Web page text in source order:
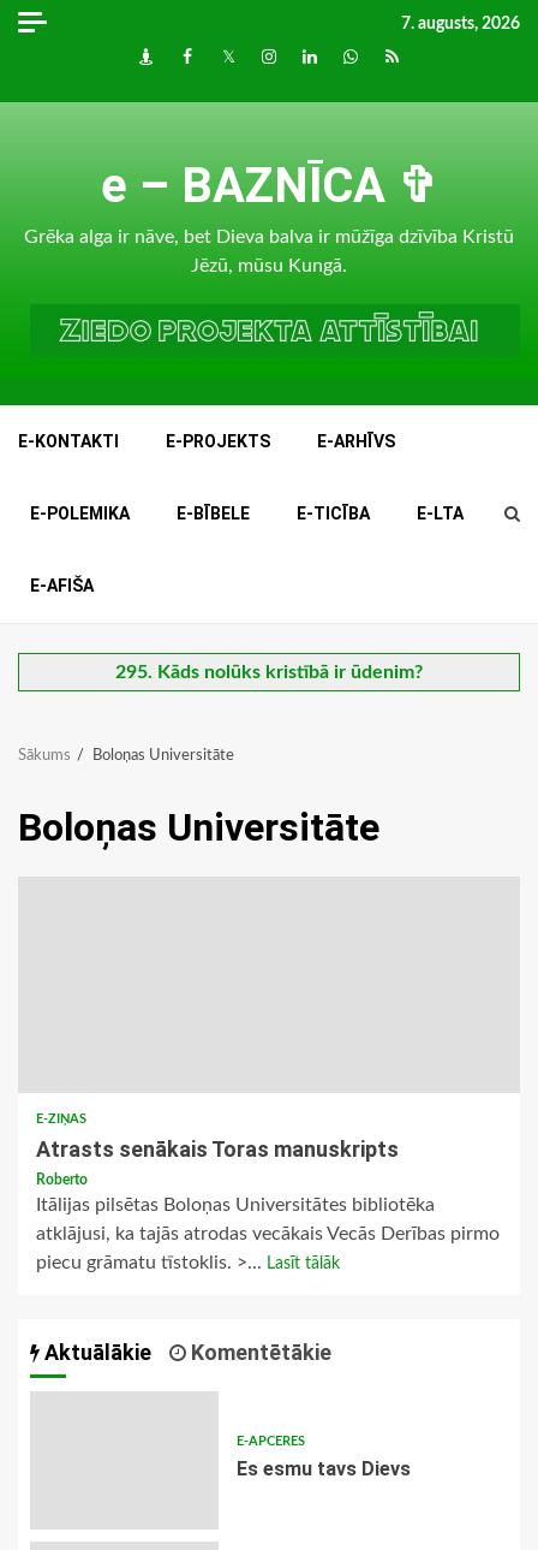
Skip
7. augusts, 2026
DraugiemFacebook
TwitterInstagram
LinkedInwhatsapp
RSS
e – BAZNĪCA ✞
Grēka alga ir nāve, bet Dieva balva ir mūžīga dzīvība Kristū
Jēzū, mūsu Kungā.
E-KONTAKTI E-PROJEKTS E-ARHĪVS
E-POLEMIKA E-BĪBELE E-TICĪBA E-LTA
E-AFIŠA
295. Kāds nolūks kristībā ir ūdenim?
Sākums Boloņas Universitāte
Boloņas Universitāte
E-ZIŅAS
Atrasts senākais Toras manuskripts
Roberto
Itālijas pilsētas Boloņas Universitātes bibliotēka
atklājusi, ka tajās atrodas vecākais Vecās Derības pirmo
piecu grāmatu tīstoklis. >... Lasīt tālāk
Aktuālākie Komentētākie
E-APCERES
Es esmu tavs Dievs